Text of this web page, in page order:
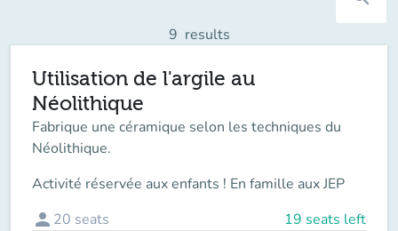
9 results
Utilisation de l'argile au
Néolithique
Fabrique une céramique selon les techniques du
Néolithique.
Activité réservée aux enfants ! En famille aux JEP
person 20 seats 19 seats left